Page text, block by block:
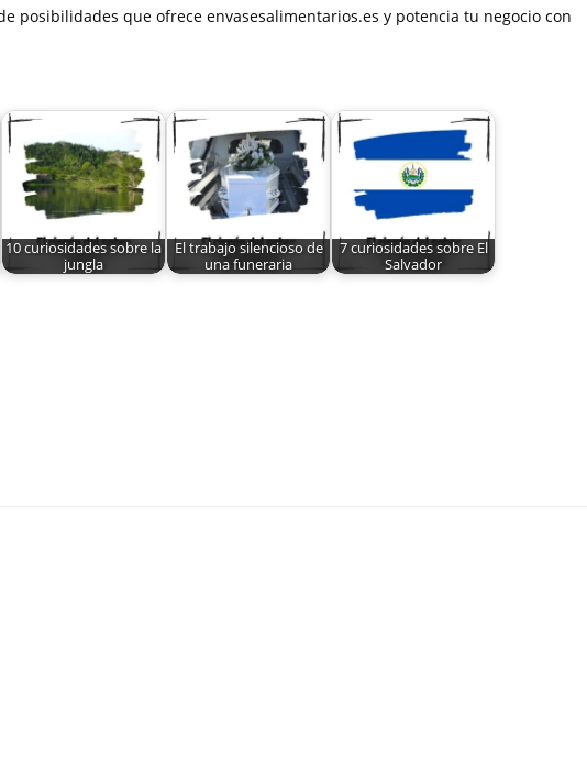
posibilidades que ofrece envasesalimentarios.es y potencia tu negocio con
10 curiosidades sobre la
jungla
El trabajo silencioso de
una funeraria
7 curiosidades sobre El
Salvador